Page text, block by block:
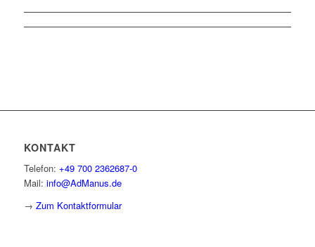
KONTAKT
Telefon: +49 700 2362687-0
Mail: info@AdManus.de
→ Zum Kontaktformular